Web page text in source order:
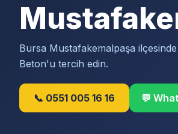
Bursa Mustafakemalpaşa
Beton'u tercih edin.
📞 0551 005 16 16 💬